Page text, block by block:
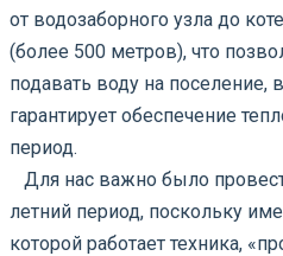
от водозаборного узла до
(более 500 метров), что
подавать воду на поселение,
гарантирует обеспечение
период.
⠀Для нас важно было
летний период, поскольку
которой работает техника,